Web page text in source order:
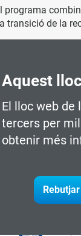
Aquest
El lloc web de
tercers per
obtenir més
programa
transició de la
treballaran
corporacions i
estratègic,
unpla de
recerca-